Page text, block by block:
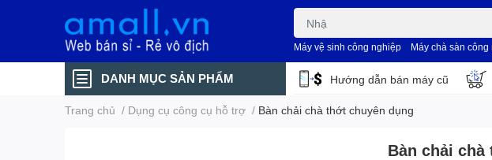
Máy vệ sinh công nghiệp Máy chà sàn công
DANH MỤC SẢN PHẨM Hướng dẫn bán máy cũ
Trang chủ / Dụng cụ công cụ hỗ trợ / Bàn chải chà thớt chuyên dụng
Bàn chải